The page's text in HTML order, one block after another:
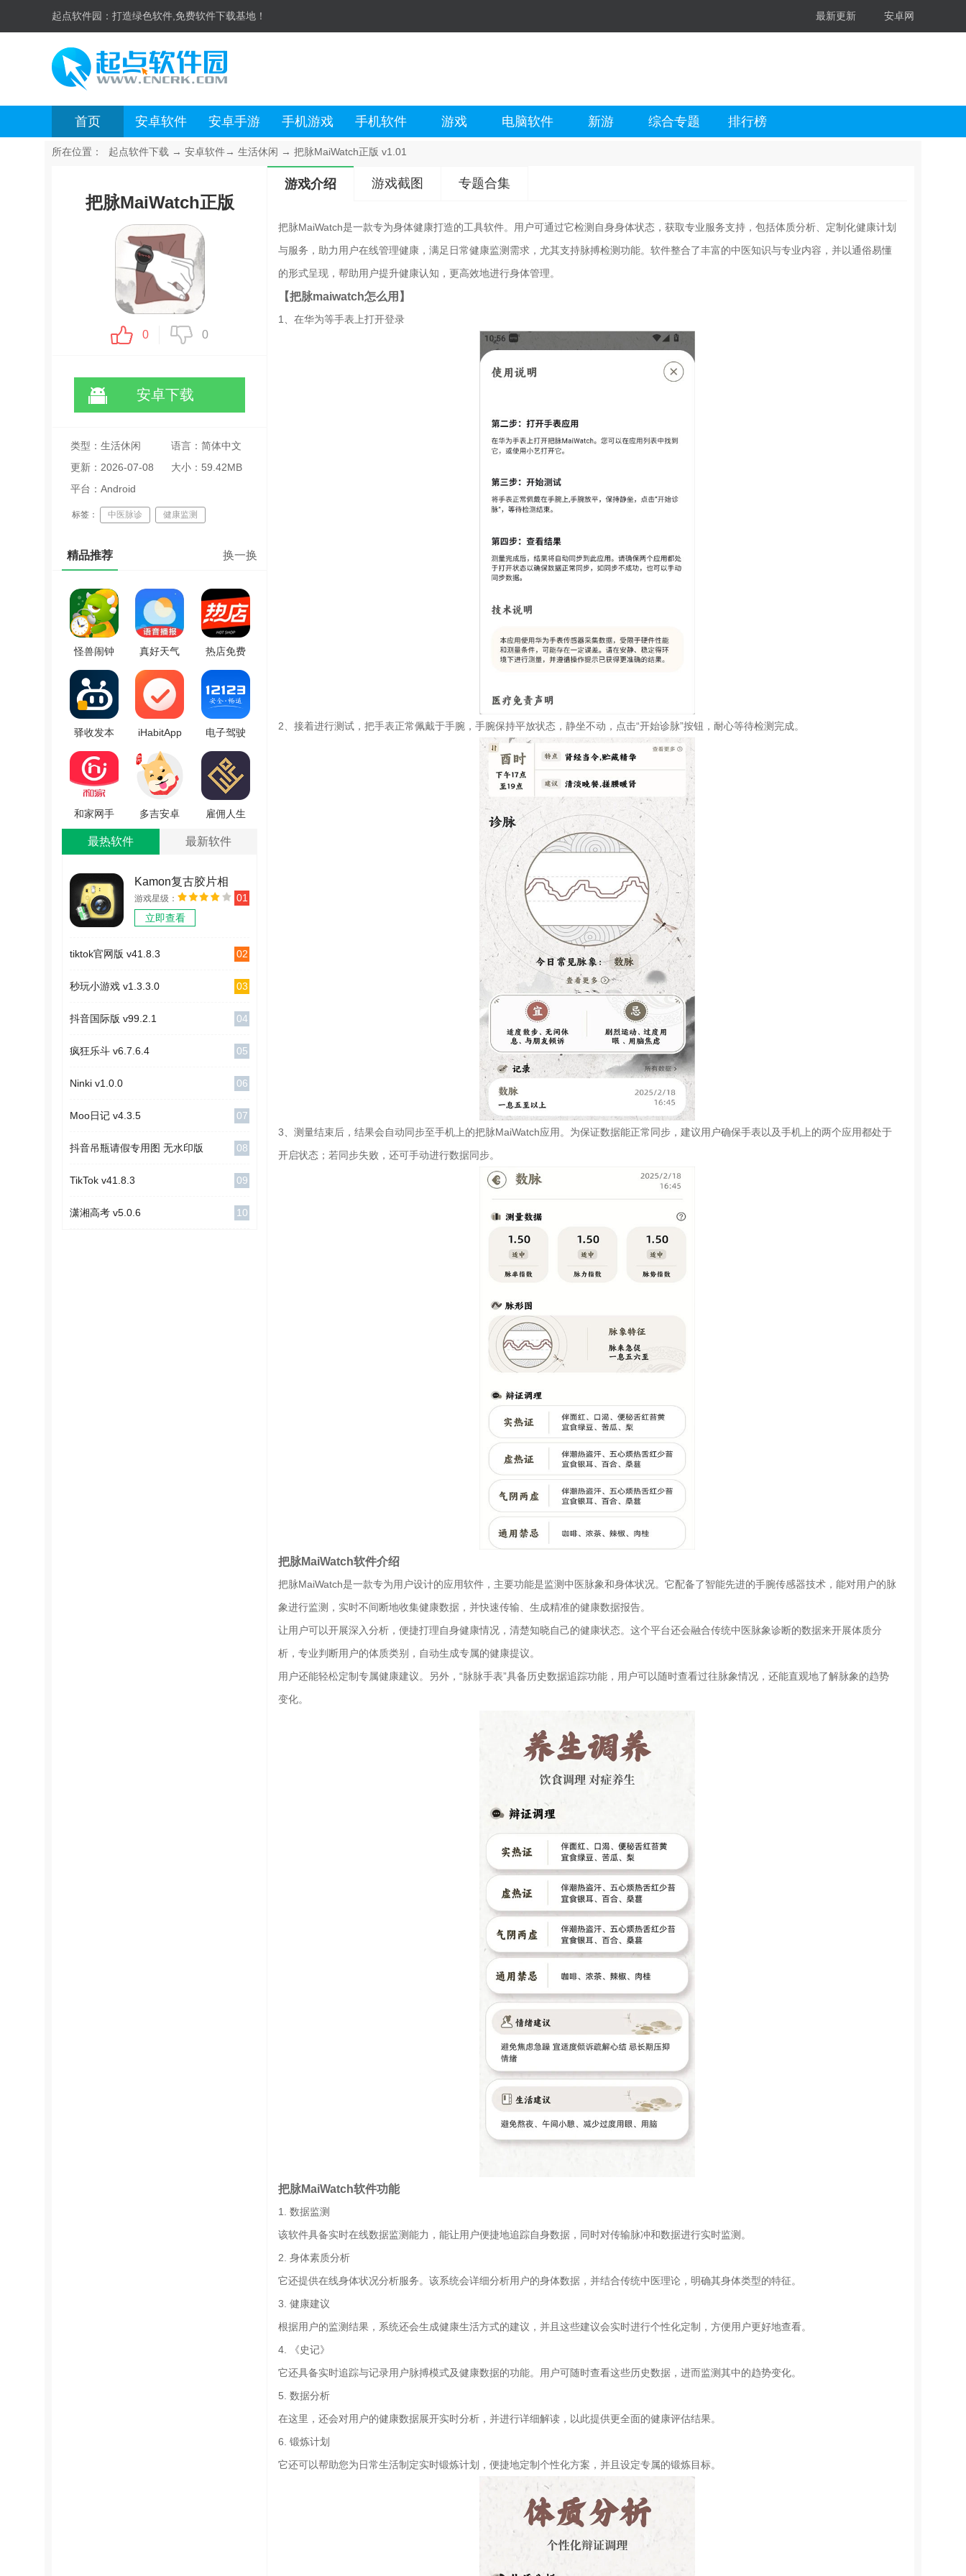
起点软件园： 打造绿色软件,免费软件下载基地！ 最新更新 安卓网
首页 安卓软件 安卓手游 手机游戏 手机软件 游戏 电脑软件 新游 综合专题 排行榜
所在位置： 起点软件下载 → 安卓软件→ 生活休闲 → 把脉MaiWatch正版 v1.01
把脉MaiWatch正版
0 0
安卓下载
类型：生活休闲
语言：简体中文
更新：2026-07-08
20:02:09
大小：59.42MB
平台：Android
标签： 中医脉诊 健康监测
精品推荐 换一换
怪兽闹钟
官方最新
版
v4.1031.32
真好天气
安卓免费
版 V2.1.2
热店免费
原版
V2.2.0
驿收发本
原版
V1.1.69
iHabitApp
软件无广
告版
V0.9.2
电子驾驶
证手机版
V2.7.4
和家网手
机最新版
v1.4.7
多吉安卓
官方版
雇佣人生
最热软件 最新软件
Kamon复古胶片相
机 v2.2.2
游戏星级：
立即查看
01
tiktok官网版 v41.8.3 02
秒玩小游戏 v1.3.3.0 03
抖音国际版 v99.2.1 04
疯狂乐斗 v6.7.6.4 05
Ninki v1.0.0 06
Moo日记 v4.3.5 07
抖音吊瓶请假专用图 无水印版 08
TikTok v41.8.3 09
潇湘高考 v5.0.6 10
游戏介绍 游戏截图 专题合集
把脉MaiWatch是一款专为身体健康打造的工具软件。用户可通过它检测自身身体状态，获取专业服务支持，包括体质分析、定制化健康计划
与服务，助力用户在线管理健康，满足日常健康监测需求，尤其支持脉搏检测功能。软件整合了丰富的中医知识与专业内容，并以通俗易懂
的形式呈现，帮助用户提升健康认知，更高效地进行身体管理。
【把脉maiwatch怎么用】
1、在华为等手表上打开登录
2、接着进行测试，把手表正常佩戴于手腕，手腕保持平放状态，静坐不动，点击“开始诊脉”按钮，耐心等待检测完成。
3、测量结束后，结果会自动同步至手机上的把脉MaiWatch应用。为保证数据能正常同步，建议用户确保手表以及手机上的两个应用都处于
开启状态；若同步失败，还可手动进行数据同步。
把脉MaiWatch软件介绍
把脉MaiWatch是一款专为用户设计的应用软件，主要功能是监测中医脉象和身体状况。它配备了智能先进的手腕传感器技术，能对用户的脉
象进行监测，实时不间断地收集健康数据，并快速传输、生成精准的健康数据报告。
让用户可以开展深入分析，便捷打理自身健康情况，清楚知晓自己的健康状态。这个平台还会融合传统中医脉象诊断的数据来开展体质分
析，专业判断用户的体质类别，自动生成专属的健康提议。
用户还能轻松定制专属健康建议。另外，“脉脉手表”具备历史数据追踪功能，用户可以随时查看过往脉象情况，还能直观地了解脉象的趋势
变化。
把脉MaiWatch软件功能
1. 数据监测
该软件具备实时在线数据监测能力，能让用户便捷地追踪自身数据，同时对传输脉冲和数据进行实时监测。
2. 身体素质分析
它还提供在线身体状况分析服务。该系统会详细分析用户的身体数据，并结合传统中医理论，明确其身体类型的特征。
3. 健康建议
根据用户的监测结果，系统还会生成健康生活方式的建议，并且这些建议会实时进行个性化定制，方便用户更好地查看。
4. 《史记》
它还具备实时追踪与记录用户脉搏模式及健康数据的功能。用户可随时查看这些历史数据，进而监测其中的趋势变化。
5. 数据分析
在这里，还会对用户的健康数据展开实时分析，并进行详细解读，以此提供更全面的健康评估结果。
6. 锻炼计划
它还可以帮助您为日常生活制定实时锻炼计划，便捷地定制个性化方案，并且设定专属的锻炼目标。